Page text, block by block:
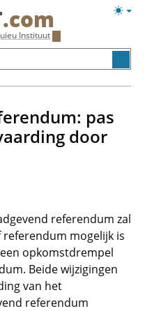
.com
Instituut
pas
door
referendum zal
mogelijk is
opkomstdrempel
Beide wijzigingen
van het
referendum